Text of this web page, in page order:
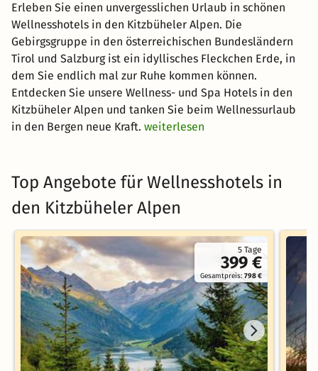
Erleben Sie einen unvergesslichen Urlaub in schönen
Wellnesshotels in den Kitzbüheler Alpen. Die
Gebirgsgruppe in den österreichischen Bundesländern
Tirol und Salzburg ist ein idyllisches Fleckchen Erde, in
dem Sie endlich mal zur Ruhe kommen können.
Entdecken Sie unsere Wellness- und Spa Hotels in den
Kitzbüheler Alpen und tanken Sie beim Wellnessurlaub
in den Bergen neue Kraft. weiterlesen
Top Angebote für Wellnesshotels in
den Kitzbüheler Alpen
5 Tage
399 €
Gesamtpreis:798 €